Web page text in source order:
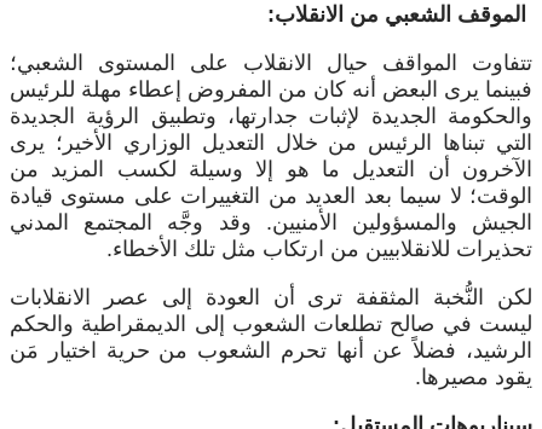
الموقف الشعبي من الانقلاب:
تتفاوت المواقف حيال الانقلاب على المستوى الشعبي؛
فبينما يرى البعض أنه كان من المفروض إعطاء مهلة للرئيس
والحكومة الجديدة لإثبات جدارتها، وتطبيق الرؤية الجديدة
التي تبناها الرئيس من خلال التعديل الوزاري الأخير؛ يرى
الآخرون أن التعديل ما هو إلا وسيلة لكسب المزيد من
الوقت؛ لا سيما بعد العديد من التغييرات على مستوى قيادة
الجيش والمسؤولين الأمنيين. وقد وجَّه المجتمع المدني
تحذيرات للانقلابيين من ارتكاب مثل تلك الأخطاء.
لكن النُّخبة المثقفة ترى أن العودة إلى عصر الانقلابات
ليست في صالح تطلعات الشعوب إلى الديمقراطية والحكم
الرشيد، فضلاً عن أنها تحرم الشعوب من حرية اختيار مَن
يقود مصيرها.